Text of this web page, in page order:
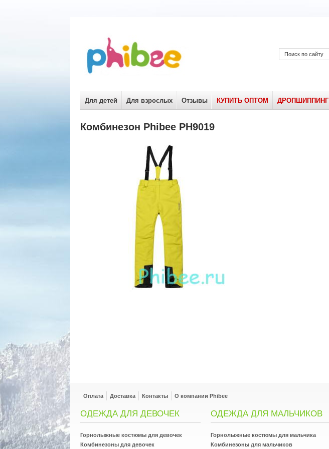
Для детей Для взрослых Отзывы КУПИТЬ ОПТОМ ДРОПШИППИНГ
Комбинезон Phibee PH9019
Оплата Доставка Контакты О компании Phibee
ОДЕЖДА ДЛЯ ДЕВОЧЕК
Горнолыжные костюмы для девочек
Комбинезоны для девочек
ОДЕЖДА ДЛЯ МАЛЬЧИКОВ
Горнолыжные костюмы для мальчика
Комбинезоны для мальчиков